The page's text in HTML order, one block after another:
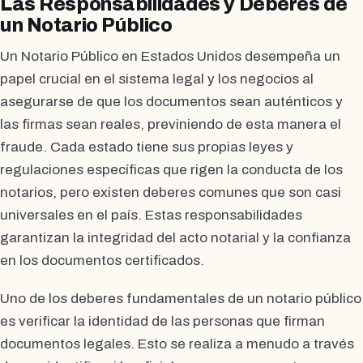
Las Responsabilidades y Deberes de
un Notario Público
Un Notario Público en Estados Unidos desempeña un
papel crucial en el sistema legal y los negocios al
asegurarse de que los documentos sean auténticos y
las firmas sean reales, previniendo de esta manera el
fraude. Cada estado tiene sus propias leyes y
regulaciones específicas que rigen la conducta de los
notarios, pero existen deberes comunes que son casi
universales en el país. Estas responsabilidades
garantizan la integridad del acto notarial y la confianza
en los documentos certificados.
Uno de los deberes fundamentales de un notario público
es verificar la identidad de las personas que firman
documentos legales. Esto se realiza a menudo a través